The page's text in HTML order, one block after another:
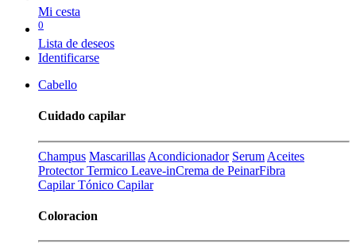
Mi cesta
0
Lista de deseos
Identificarse
Cabello
Cuidado capilar
Champus Mascarillas Acondicionador Serum Aceites
Protector Termico Leave-inCrema de PeinarFibra
CapilarTónico Capilar
Coloracion